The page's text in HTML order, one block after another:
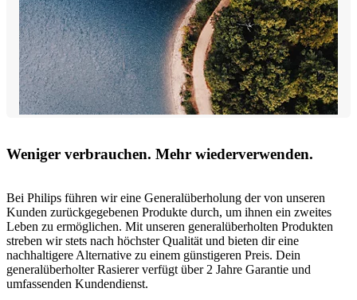
Weniger verbrauchen. Mehr wiederverwenden.
Bei Philips führen wir eine Generalüberholung der von unseren
Kunden zurückgegebenen Produkte durch, um ihnen ein zweites
Leben zu ermöglichen. Mit unseren generalüberholten Produkten
streben wir stets nach höchster Qualität und bieten dir eine
nachhaltigere Alternative zu einem günstigeren Preis. Dein
generalüberholter Rasierer verfügt über 2 Jahre Garantie und
umfassenden Kundendienst.